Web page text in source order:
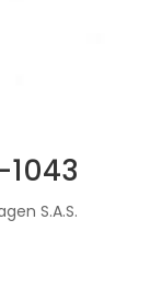
1043
S.A.S.